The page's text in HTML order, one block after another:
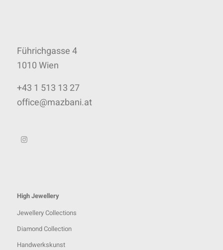
Führichgasse 4
1010 Wien
+43 1 513 13 27
office@mazbani.at
High Jewellery
Jewellery Collections
Diamond Collection
Handwerkskunst